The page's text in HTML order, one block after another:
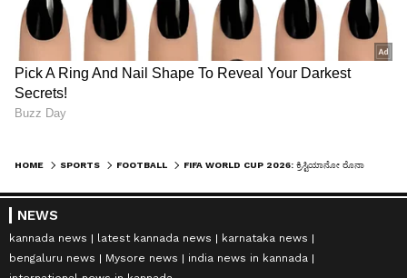
HOME SPORTS FOOTBALL
NEWS
kannada news latest kannada news
karnataka news
bengaluru news
Mysore news
india news in kannada